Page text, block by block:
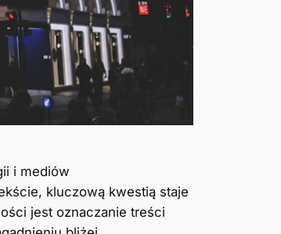
i mediów
kluczową kwestią staje
jest oznaczanie treści